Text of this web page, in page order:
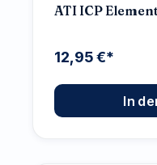
ATI ICP
12,95 €*
In